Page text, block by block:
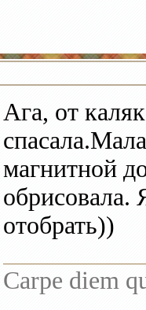
Ага, от
магнитной
обрисовала.
отобрать))
Carpe diem